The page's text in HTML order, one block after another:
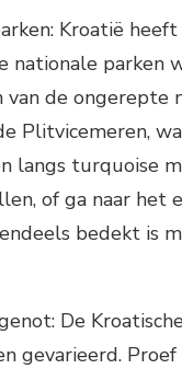
Kroatië
nationale parken
van de ongerepte
Plitvicemeren,
langs turquoise
of ga naar het
bedekt is
De
gevarieerd.